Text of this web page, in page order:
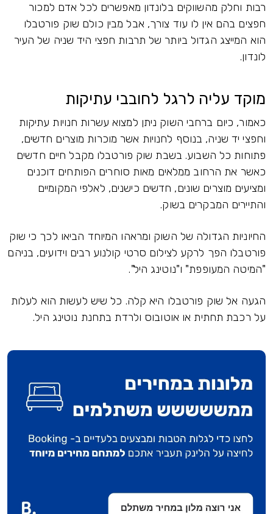
רבות וחלק מהשווקים בלונדון מאפשרים לכל אדם למכור
חפצים בהם אין לו עוד צורך, אבל מבין כולם שוק פורטבלו
הוא המייצג הגדול ביותר של תרבות חפצי היד שניה של העיר
לונדון.
מוקד עליה לרגל לחובבי עתיקות
כאמור, כיום ברחבי השוק ניתן למצוא עשרות חנויות עתיקות
וחפצי יד שניה, בנוסף לחנויות אשר מוכרות מוצרים חדשים,
פתוחות כל השבוע. בשבת שוק פורטבלו מקבל חיים חדשים
כאשר את הרחוב ממלאים מאות סוחרים הפותחים דוכנים
ומציעים מוצרים שונים, חדשים כישנים, לאלפי המקומיים
והתיירים המבקרים בשוק.
החיוניות הגדולה של השוק ומראהו המיוחד הביאו לכך כי שוק
פורטבלו הפך לרקע לצילום סרטי קולנוע רבים וידועים, בניהם
"המיטה המעופפת" ו"נוטינג היל".
הגעה אל שוק פורטבלו היא קלה. כל שיש לעשות הוא לעלות
על רכבת תחתית או אוטובוס ולרדת בתחנת נוטינג היל.